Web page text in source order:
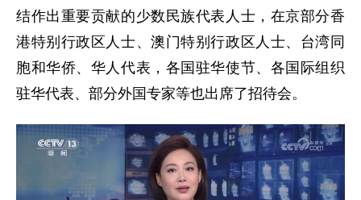
结作出重要贡献的少数民族代表人士，在京部分香
港特别行政区人士、澳门特别行政区人士、台湾同
胞和华侨、华人代表，各国驻华使节、各国际组织
驻华代表、部分外国专家等也出席了招待会。